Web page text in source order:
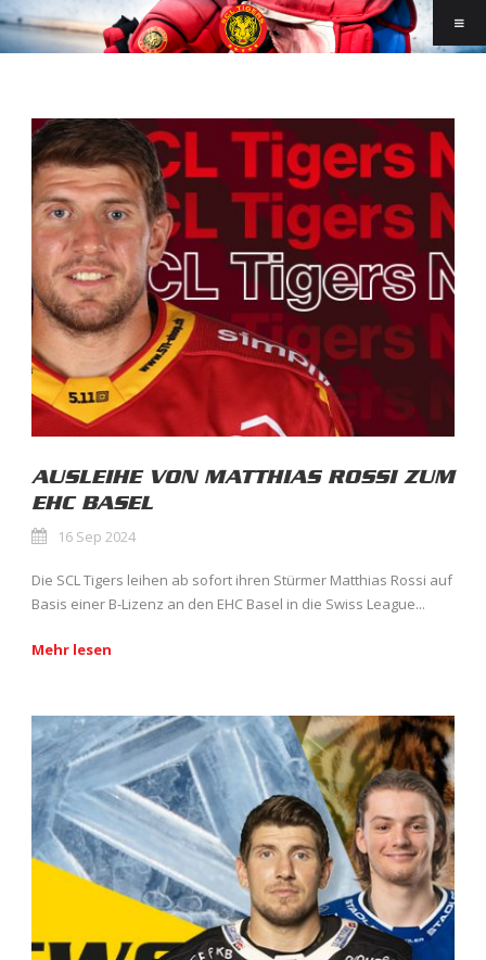
AUSLEIHE VON MATTHIAS ROSSI ZUM
EHC BASEL
16 Sep 2024
Die SCL Tigers leihen ab sofort ihren Stürmer Matthias Rossi auf
Basis einer B-Lizenz an den EHC Basel in die Swiss League...
Mehr lesen